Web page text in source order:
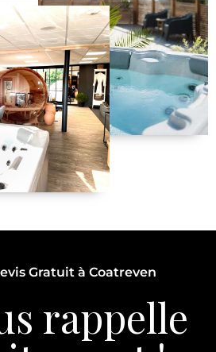
Gratuit à Coatreven
rappelle